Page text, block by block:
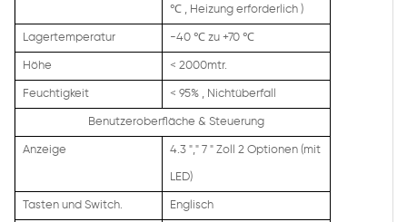
℃ , Heizung erforderlich )
Lagertemperatur -40 ℃ zu +70 ℃
Höhe < 2000mtr.
Feuchtigkeit < 95% , Nichtüberfall
Benutzeroberfläche & Steuerung
Anzeige 4.3 "," 7 " Zoll 2 Optionen (mit
LED)
Tasten und Switch. Englisch